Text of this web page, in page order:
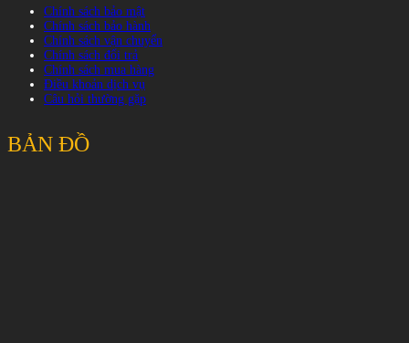
Chính sách bảo mật
Chính sách bảo hành
Chính sách vận chuyển
Chính sách đổi trả
Chính sách mua hàng
Điều khoản dịch vụ
Câu hỏi thường gặp
BẢN ĐỒ